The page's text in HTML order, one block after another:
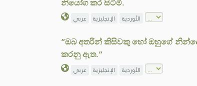
عربي الإنجليزية الأوردية
“ඔබ අතරින් කිසිවකු හෝ ඔහුගේ
කරනු ඇත.”
عربي الإنجليزية الأوردية